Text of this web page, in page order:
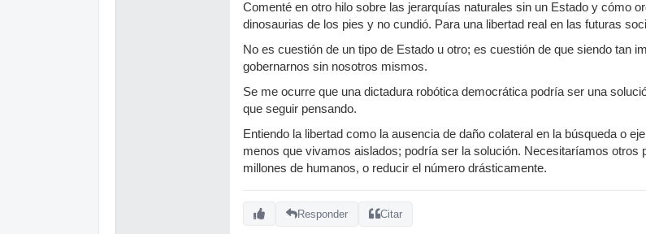
Comenté en otro hilo sobre las jerarquías naturales sin un Estado y cómo
dinosaurias de los pies y no cundió. Para una libertad real en las futuras
No es cuestión de un tipo de Estado u otro; es cuestión de que siendo tan
gobernarnos sin nosotros mismos.
Se me ocurre que una dictadura robótica democrática podría ser una
que seguir pensando.
Entiendo la libertad como la ausencia de daño colateral en la búsqueda o
menos que vivamos aislados; podría ser la solución. Necesitaríamos otros
millones de humanos, o reducir el número drásticamente.
Responder Citar